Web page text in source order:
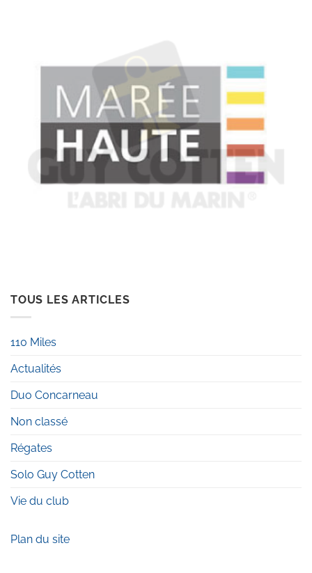
TOUS LES ARTICLES
110 Miles
Actualités
Duo Concarneau
Non classé
Régates
Solo Guy Cotten
Vie du club
Plan du site